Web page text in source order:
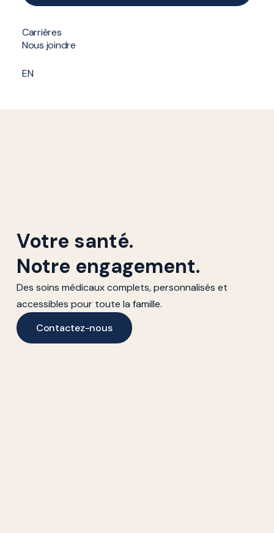
Carrières
Nous joindre
EN
Votre santé.
Notre engagement.
Des soins médicaux complets, personnalisés et
accessibles pour toute la famille.
Contactez-nous